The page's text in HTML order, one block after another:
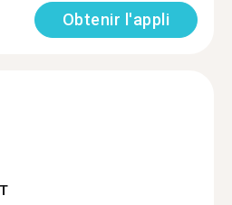
Obtenir l'appli